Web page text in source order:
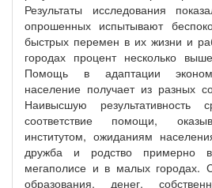
Результаты исследования
опрошенных испытывают
быстрых перемен в их жизни и
городах процент несколько
Помощь в адаптации
население получает из разных
Наивысшую
соответствие помощи,
институтом, ожиданиям
дружба и родство примерно
мегаполисе и в малых городах.
образования, денег,